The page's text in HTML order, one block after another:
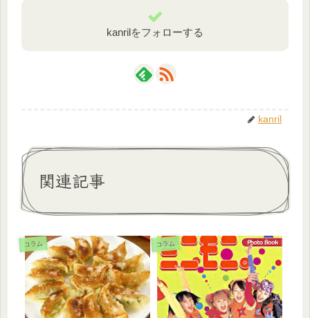
kanrilをフォローする
kanril
関連記事
コラム コラム